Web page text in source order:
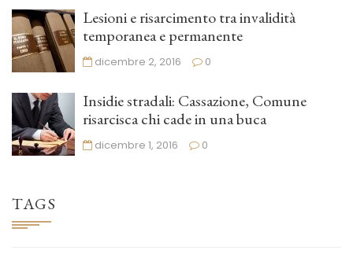
Lesioni e risarcimento tra invalidità
temporanea e permanente
dicembre 2, 2016 0
Insidie stradali: Cassazione, Comune
risarcisca chi cade in una buca
dicembre 1, 2016 0
TAGS